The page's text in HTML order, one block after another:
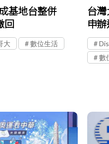
基地台整併
回
大 數位生活
台
申
數